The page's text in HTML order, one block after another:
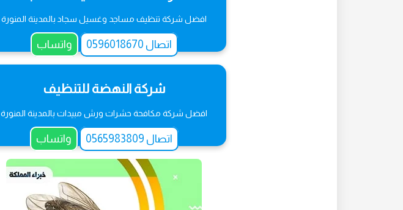
افضل شركة تنظيف مساجد وغسيل سجاد بالمدينة المنورة
اتصال 0596018670‬‏ واتساب
شركة النهضة للتنظيف
افضل شركة مكافحة حشرات ورش مبيدات بالمدينة المنورة
اتصال 0565983809 واتساب